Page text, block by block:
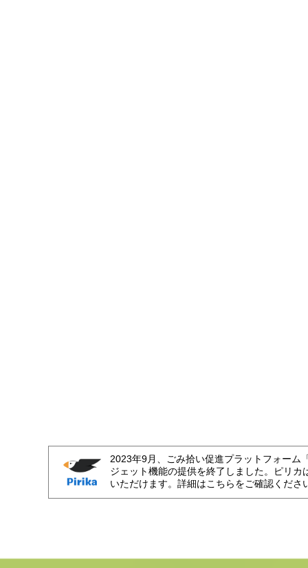
2023年9月、ごみ拾い促進プラットフォーム
ジェット機能の提供を終了しました。ピリカ
いただけます。詳細はこちらをご確認くださ